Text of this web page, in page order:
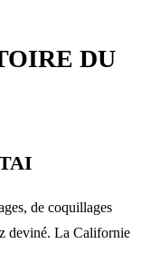
DU
de coquillages
deviné. La Californie